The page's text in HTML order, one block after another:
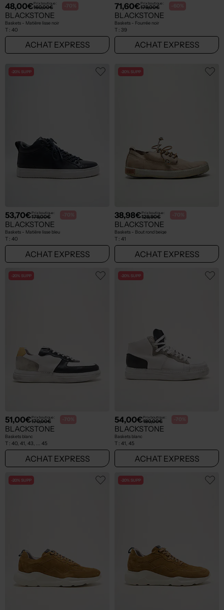
48,00€Prix boutique :
160,00€ -70%
BLACKSTONE
Baskets - Matière lisse noir
T : 40
ACHAT EXPRESS
71,60€Prix boutique :
179,00€ -60%
BLACKSTONE
Baskets - Fourrée noir
T : 39
ACHAT EXPRESS
-20% SUPP
53,70€Prix boutique :
179,00€ -70%
BLACKSTONE
Baskets - Matière lisse bleu
T : 40
ACHAT EXPRESS
-20% SUPP
38,98€Prix boutique :
129,90€ -70%
BLACKSTONE
Baskets - Bout rond beige
T : 41
ACHAT EXPRESS
-20% SUPP
51,00€Prix boutique :
170,00€ -70%
BLACKSTONE
Baskets blanc
T : 40, 41, 43, ... 45
ACHAT EXPRESS
-20% SUPP
54,00€Prix boutique :
180,00€ -70%
BLACKSTONE
Baskets blanc
T : 41, 45
ACHAT EXPRESS
-20% SUPP -20% SUPP